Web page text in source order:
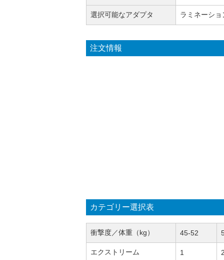
選択可能なアダプタ ラミネーシ
注文情報
カテゴリー選択表
衝撃度／体重（kg） 45-52
エクストリーム 1